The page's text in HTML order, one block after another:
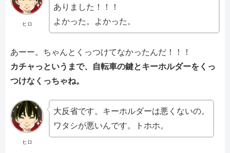
ヒロ
ありました！！！
よかった。よかった。
あーー。ちゃんとくっつけてなかったんだ！！！
カチャっというまで、自転車の鍵とキーホルダーをくっ
つけなくっちゃね。
ヒロ
大反省です。キーホルダーは悪くないの。
ワタシが悪いんです。トホホ。